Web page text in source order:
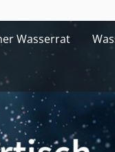
Wasserrat